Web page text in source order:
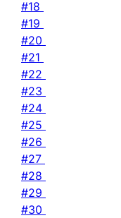
#18
#19
#20
#21
#22
#23
#24
#25
#26
#27
#28
#29
#30